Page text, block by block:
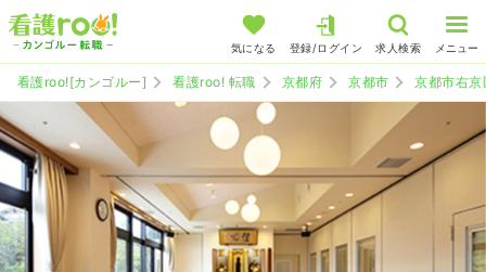
気になる 登録/ログイン 求人検索 メニュー
看護roo![カンゴルー] 看護roo! 転職 京都府 京都市 京都市右京